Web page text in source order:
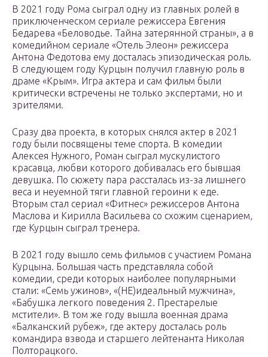
В 2021 году Рома сыграл одну из главных ролей в
приключенческом сериале режиссера Евгения
Бедарева «Беловодье. Тайна затерянной страны», а в
комедийном сериале «Отель Элеон» режиссера
Антона Федотова ему досталась эпизодическая роль.
В следующем году Курцын получил главную роль в
драме «Крым». Игра актера и сам фильм были
критически встречены не только экспертами, но и
зрителями.
Сразу два проекта, в которых снялся актер в 2021
году были посвящены теме спорта. В комедии
Алексея Нужного, Роман сыграл мускулистого
красавца, любви которого добивалась его бывшая
девушка. По сюжету пара рассталась из-за лишнего
веса и неуемной тяги главной героини к еде.
Вторым стал сериал «Фитнес» режиссеров Антона
Маслова и Кирилла Васильева со схожим сценарием,
где Курцын сыграл тренера.
В 2021 году вышло семь фильмов с участием Романа
Курцына. Большая часть представляла собой
комедии, среди которых наиболее популярными
стали: «Семь ужинов», «(НЕ)идеальный мужчина»,
«Бабушка легкого поведения 2. Престарелые
мстители». В том же году вышла военная драма
«Балканский рубеж», где актеру досталась роль
командира взвода и старшего лейтенанта Николая
Полторацкого.